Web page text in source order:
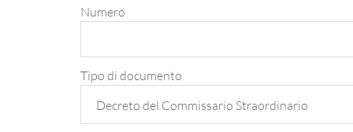
Numero
Tipo di documento